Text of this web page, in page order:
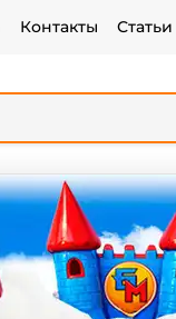
Контакты Статьи